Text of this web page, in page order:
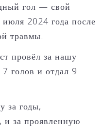
гол — свой
2024 года после
травмы.
провёл за нашу
голов и отдал 9
за годы,
за проявленную